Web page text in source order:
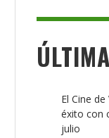
El Cine
éxito con
julio